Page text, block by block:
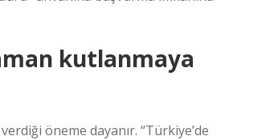
kutlanmaya
öneme dayanır. “Türkiye’de